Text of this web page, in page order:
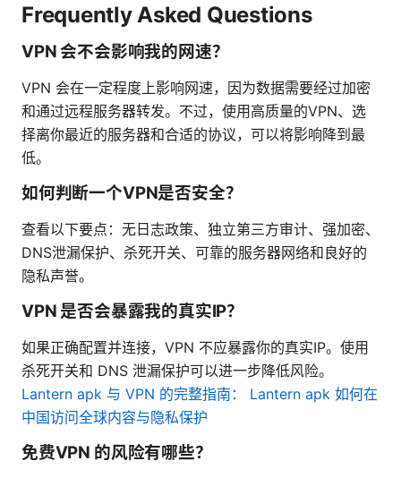
Frequently Asked Questions
VPN 会不会影响我的网速？
VPN 会在一定程度上影响网速，因为数据需要经过加密
和通过远程服务器转发。不过，使用高质量的VPN、选
择离你最近的服务器和合适的协议，可以将影响降到最
低。
如何判断一个VPN是否安全？
查看以下要点：无日志政策、独立第三方审计、强加密、
DNS泄漏保护、杀死开关、可靠的服务器网络和良好的
隐私声誉。
VPN 是否会暴露我的真实IP？
如果正确配置并连接，VPN 不应暴露你的真实IP。使用
杀死开关和 DNS 泄漏保护可以进一步降低风险。
Lantern apk 与 VPN 的完整指南： Lantern apk 如何在
中国访问全球内容与隐私保护
免费VPN 的风险有哪些？